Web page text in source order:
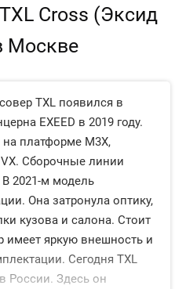
Cross (Эксид
Москве
TXL появился в
EXEED в 2019 году.
платформе M3X,
VX. Сборочные линии
В 2021-м модель
Она затронула оптику,
кузова и салона. Стоит
имеет яркую внешность и
Сегодня TXL
России. Здесь он